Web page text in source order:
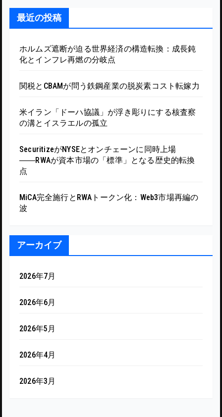
最近の投稿
ホルムズ遮断が迫る世界経済の構造転換：成長鈍
化とインフレ再燃の分岐点
関税とCBAMが問う鉄鋼産業の脱炭素コスト転嫁力
米イラン「ドーハ協議」が浮き彫りにする核査察
の溝とイスラエルの孤立
SecuritizeがNYSEとオンチェーンに同時上場
――RWAが資本市場の「標準」となる歴史的転換
点
MiCA完全施行とRWAトークン化：Web3市場再編の
波
アーカイブ
2026年7月
2026年6月
2026年5月
2026年4月
2026年3月